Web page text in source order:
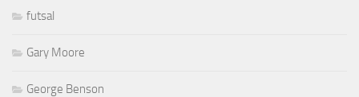
futsal
Gary Moore
George Benson